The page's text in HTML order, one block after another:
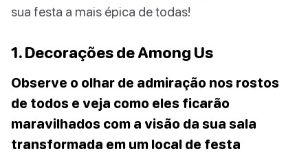
sua festa a mais épica de todas!
1. Decorações de Among Us
Observe o olhar de admiração nos rostos
de todos e veja como eles ficarão
maravilhados com a visão da sua sala
transformada em um local de festa